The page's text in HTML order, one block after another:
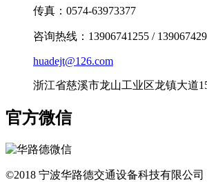
传真：0574-63973377
咨询热线：13906741255 /
huadejt@126.com
浙江省慈溪市龙山工业区龙镇大道
官方微信
©2018 宁波华路德交通设备科技有限公司